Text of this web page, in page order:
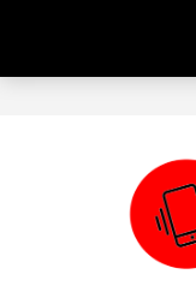
conținut